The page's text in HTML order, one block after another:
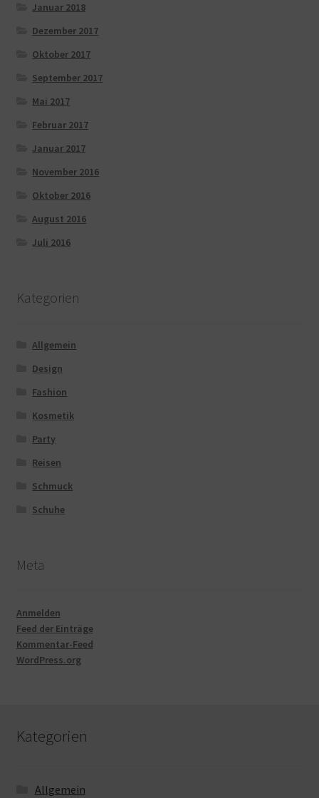
Januar 2018
Dezember 2017
Oktober 2017
September 2017
Mai 2017
Februar 2017
Januar 2017
November 2016
Oktober 2016
August 2016
Juli 2016
Kategorien
Allgemein
Design
Fashion
Kosmetik
Party
Reisen
Schmuck
Schuhe
Meta
Anmelden
Feed der Einträge
Kommentar-Feed
WordPress.org
Kategorien
Allgemein